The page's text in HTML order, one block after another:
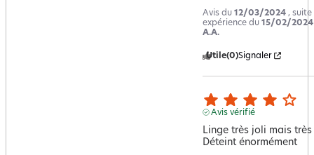
Avis du 12/03/2024 , suite
expérience du 15/02/2024
A.A.
Utile(0)Signaler
Avis vérifié
Linge très joli mais
Déteint énormément